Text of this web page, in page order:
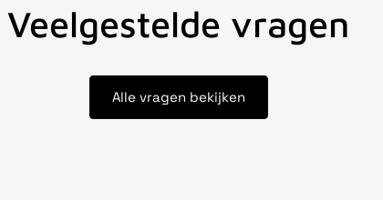
Veelgestelde vragen
Alle vragen bekijken